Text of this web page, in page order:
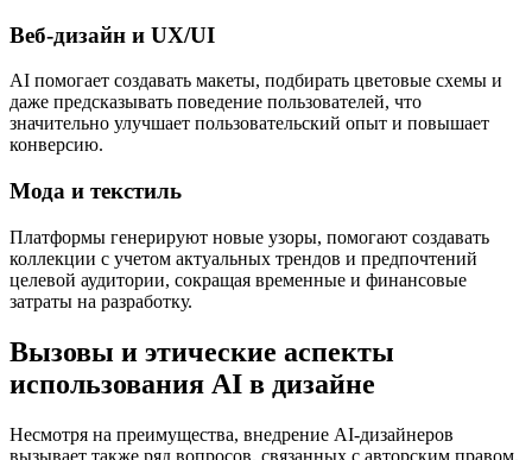
Веб-дизайн и UX/UI
AI помогает создавать макеты, подбирать цветовые схемы и
даже предсказывать поведение пользователей, что
значительно улучшает пользовательский опыт и повышает
конверсию.
Мода и текстиль
Платформы генерируют новые узоры, помогают создавать
коллекции с учетом актуальных трендов и предпочтений
целевой аудитории, сокращая временные и финансовые
затраты на разработку.
Вызовы и этические аспекты
использования AI в дизайне
Несмотря на преимущества, внедрение AI-дизайнеров
вызывает также ряд вопросов, связанных с авторским правом,